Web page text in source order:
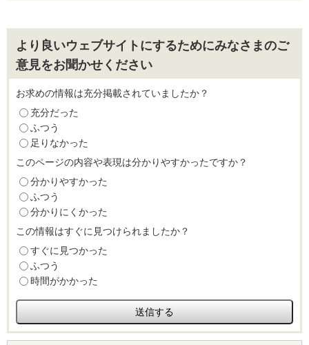
より良いウェブサイトにするためにみなさまのご
意見をお聞かせください
お求めの情報は充分掲載されていましたか？
充分だった
ふつう
足りなかった
このページの内容や表現は分かりやすかったですか？
分かりやすかった
ふつう
分かりにくかった
この情報はすぐに見つけられましたか？
すぐに見つかった
ふつう
時間がかかった